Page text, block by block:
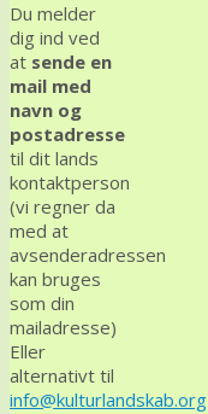
Du melder
dig ind ved
at sende en
mail med
navn og
postadresse
til dit lands
kontaktperson
(vi regner da
med at
avsenderadressen
kan bruges
som din
mailadresse)
Eller
alternativt til
info@kulturlandskab.org